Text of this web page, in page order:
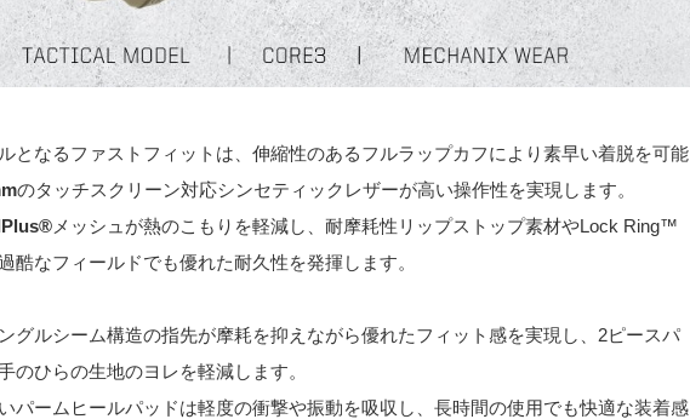
となるファストフィットは、伸縮性のあるフルラップカフにより素早い着脱を可能
のタッチスクリーン対応シンセティックレザーが高い操作性を実現します。
メッシュが熱のこもりを軽減し、耐摩耗性リップストップ素材やLock Ring™
酷なフィールドでも優れた耐久性を発揮します。
グルシーム構造の指先が摩耗を抑えながら優れたフィット感を実現し、2ピースパ
のひらの生地のヨレを軽減します。
パームヒールパッドは軽度の衝撃や振動を吸収し、長時間の使用でも快適な装着感